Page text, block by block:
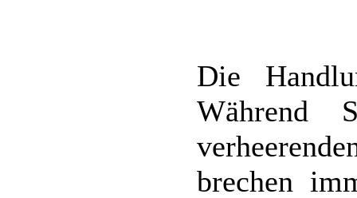
Die
Während
brechen